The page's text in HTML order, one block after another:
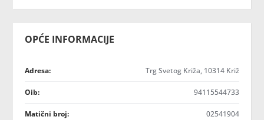
OPĆE INFORMACIJE
Adresa: Trg Svetog Križa, 10314 Križ
Oib: 94115544733
Matični broj: 02541904